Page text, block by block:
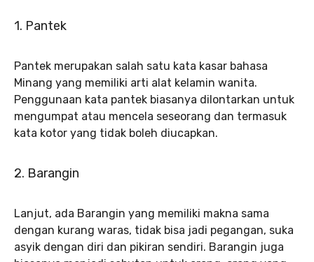
1. Pantek
Pantek merupakan salah satu kata kasar bahasa
Minang yang memiliki arti alat kelamin wanita.
Penggunaan kata pantek biasanya dilontarkan untuk
mengumpat atau mencela seseorang dan termasuk
kata kotor yang tidak boleh diucapkan.
2. Barangin
Lanjut, ada Barangin yang memiliki makna sama
dengan kurang waras, tidak bisa jadi pegangan, suka
asyik dengan diri dan pikiran sendiri. Barangin juga